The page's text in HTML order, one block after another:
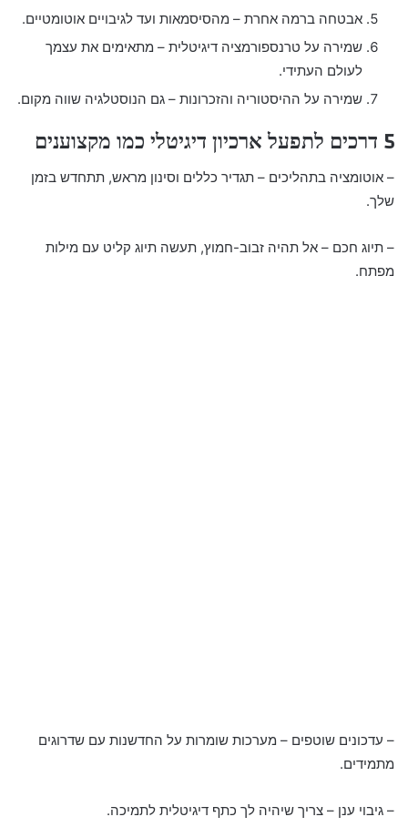
אבטחה ברמה אחרת – מהסיסמאות ועד לגיבויים אוטומטיים.
שמירה על טרנספורמציה דיגיטלית – מתאימים את עצמך
לעולם העתידי.
שמירה על ההיסטוריה והזכרונות – גם הנוסטלגיה שווה מקום.
5 דרכים לתפעל ארכיון דיגיטלי כמו מקצוענים
– אוטומציה בתהליכים – תגדיר כללים וסינון מראש, תתחדש בזמן
שלך.
– תיוג חכם – אל תהיה זבוב-חמוץ, תעשה תיוג קליט עם מילות
מפתח.
– עדכונים שוטפים – מערכות שומרות על החדשנות עם שדרוגים
מתמידים.
– גיבוי ענן – צריך שיהיה לך כתף דיגיטלית לתמיכה.